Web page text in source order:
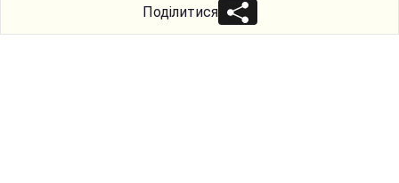
Поділитися